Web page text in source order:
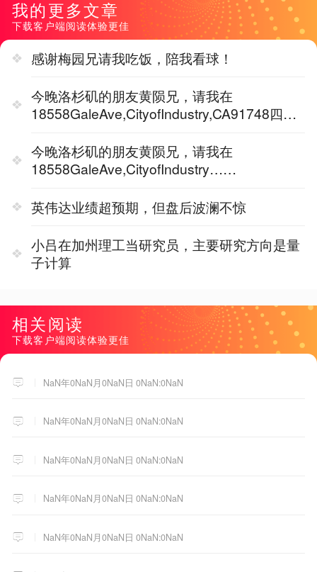
我的更多文章
下载客户端阅读体验更佳
感谢梅园兄请我吃饭，陪我看球！
今晚洛杉矶的朋友黄陨兄，请我在
18558GaleAve,CityofIndustry,CA91748四季
今晚洛杉矶的朋友黄陨兄，请我在
18558GaleAve,CityofIndustry……
英伟达业绩超预期，但盘后波澜不惊
小吕在加州理工当研究员，主要研究方向是量
子计算
相关阅读
下载客户端阅读体验更佳
NaN年0NaN月0NaN日 0NaN:0NaN
NaN年0NaN月0NaN日 0NaN:0NaN
NaN年0NaN月0NaN日 0NaN:0NaN
NaN年0NaN月0NaN日 0NaN:0NaN
NaN年0NaN月0NaN日 0NaN:0NaN